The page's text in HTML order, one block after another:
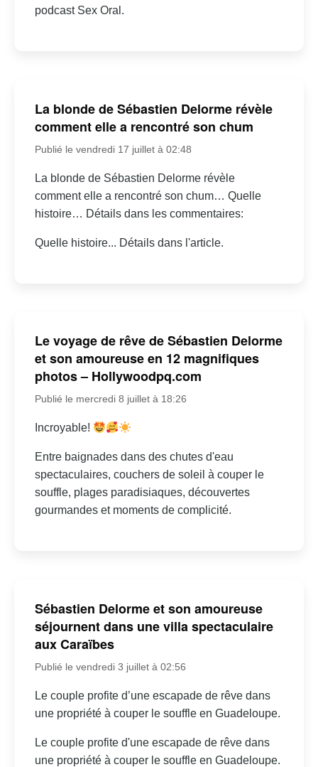
podcast Sex Oral.
La blonde de Sébastien Delorme révèle
comment elle a rencontré son chum
Publié le vendredi 17 juillet à 02:48
La blonde de Sébastien Delorme révèle
comment elle a rencontré son chum… Quelle
histoire… Détails dans les commentaires:
Quelle histoire... Détails dans l'article.
Le voyage de rêve de Sébastien Delorme
et son amoureuse en 12 magnifiques
photos – Hollywoodpq.com
Publié le mercredi 8 juillet à 18:26
Incroyable!
Entre baignades dans des chutes d'eau
spectaculaires, couchers de soleil à couper le
souffle, plages paradisiaques, découvertes
gourmandes et moments de complicité.
Sébastien Delorme et son amoureuse
séjournent dans une villa spectaculaire
aux Caraïbes
Publié le vendredi 3 juillet à 02:56
Le couple profite d’une escapade de rêve dans
une propriété à couper le souffle en Guadeloupe.
Le couple profite d'une escapade de rêve dans
une propriété à couper le souffle en Guadeloupe.